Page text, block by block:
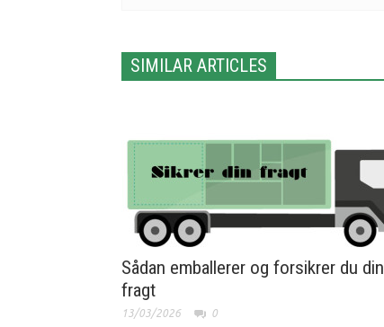
SIMILAR ARTICLES
Sådan emballerer og forsikrer du din
fragt
13/03/2026 0